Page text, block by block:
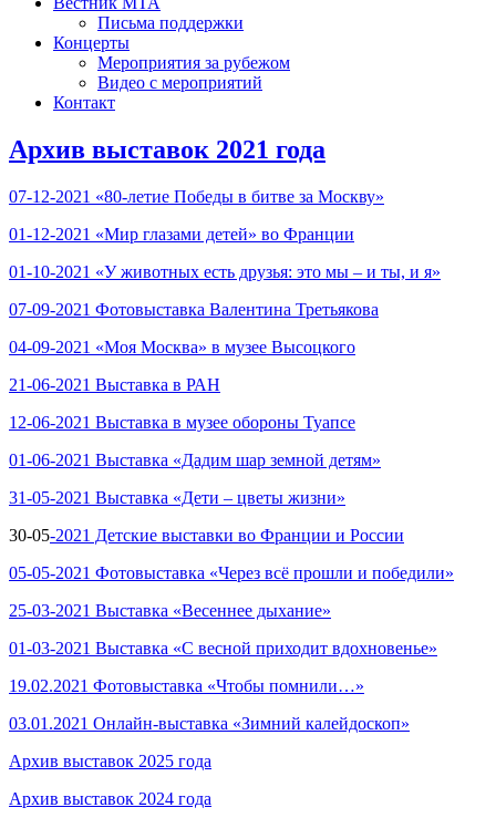
Письма поддержки
Концерты
Мероприятия за рубежом
Видео с мероприятий
Контакт
Архив выставок 2021 года
07-12-2021 «80-летие Победы в битве за Москву»
01-12-2021 «Мир глазами детей» во Франции
01-10-2021 «У животных есть друзья: это мы – и ты, и я»
07-09-2021 Фотовыставка Валентина Третьякова
04-09-2021 «Моя Москва» в музее Высоцкого
21-06-2021 Выставка в РАН
12-06-2021 Выставка в музее обороны Туапсе
01-06-2021 Выставка «Дадим шар земной детям»
31-05-2021 Выставка «Дети – цветы жизни»
30-05-2021 Детские выставки во Франции и России
05-05-2021 Фотовыставка «Через всё прошли и победили»
25-03-2021 Выставка «Весеннее дыхание»
01-03-2021 Выставка «С весной приходит вдохновенье»
19.02.2021 Фотовыставка «Чтобы помнили…»
03.01.2021 Онлайн-выставка «Зимний калейдоскоп»
Архив выставок 2025 года
Архив выставок 2024 года